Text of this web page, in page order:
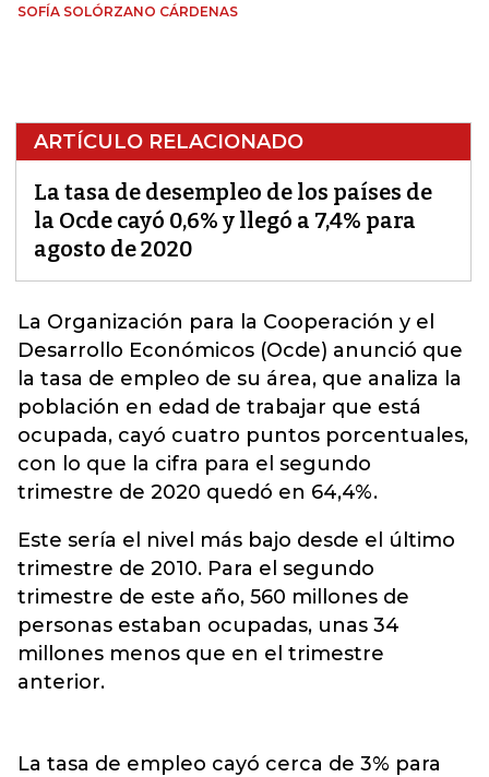
SOFÍA SOLÓRZANO CÁRDENAS
ARTÍCULO RELACIONADO
La tasa de desempleo de los países de
la Ocde cayó 0,6% y llegó a 7,4% para
agosto de 2020
La Organización para la Cooperación y el
Desarrollo Económicos (Ocde) anunció que
la tasa de empleo de su área, que analiza la
población en edad de trabajar que está
ocupada, cayó cuatro puntos porcentuales,
con lo que la cifra para el segundo
trimestre de 2020 quedó en 64,4%.
Este sería el nivel más bajo desde el último
trimestre de 2010. Para el segundo
trimestre de este año, 560 millones de
personas estaban ocupadas, unas 34
millones menos que en el trimestre
anterior.
La tasa de empleo cayó cerca de 3% para